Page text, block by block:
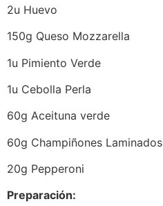
2u Huevo
150g Queso Mozzarella
1u Pimiento Verde
1u Cebolla Perla
60g Aceituna verde
60g Champiñones Laminados
20g Pepperoni
Preparación: